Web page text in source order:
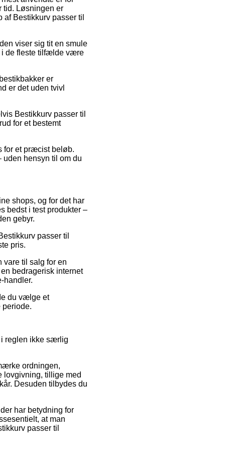
tid. Løsningen er
Bestikkurv passer til
viser sig tit en smule
i de fleste tilfælde være
er
er det uden tvivl
Bestikkurv passer til
for et bestemt
for et præcist beløb.
hensyn til om du
shops, og for det har
bedst i test produkter –
gebyr.
passer til
pris.
til salg for en
bedragerisk internet
handler.
du vælge et
periode.
i reglen ikke særlig
ordningen,
lovgivning, tillige med
Desuden tilbydes du
har betydning for
at man
passer til